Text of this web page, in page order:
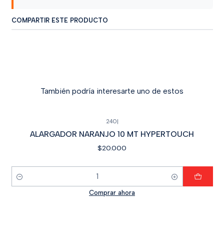
COMPARTIR ESTE PRODUCTO
También podría interesarte uno de estos
240|
ALARGADOR NARANJO 10 MT HYPERTOUCH
$20.000
Cantidad
Comprar ahora